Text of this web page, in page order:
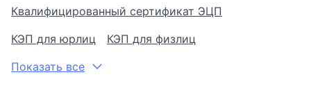
Квалифицированный сертификат ЭЦП
КЭП для юрлиц
КЭП для физлиц
Показать все